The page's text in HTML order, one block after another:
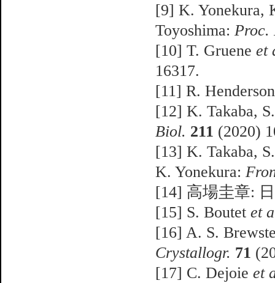
[9] K. Yonekura,
Toyoshima: Proc.
[10] T. Gruene et
16317.
[11] R.
[12] K. Takaba,
Biol. 211 (2020)
[13] K. Takaba,
K. Yonekura:
[14] 高場圭章:
[15] S. Boutet et
[16] A. S.
Crystallogr. 71
[17] C. Dejoie et